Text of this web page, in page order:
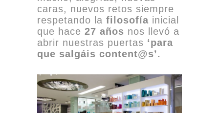
caras, nuevos retos siempre
respetando la filosofía inicial
que hace 27 años nos llevó a
abrir nuestras puertas ‘para
que salgáis content@s’.